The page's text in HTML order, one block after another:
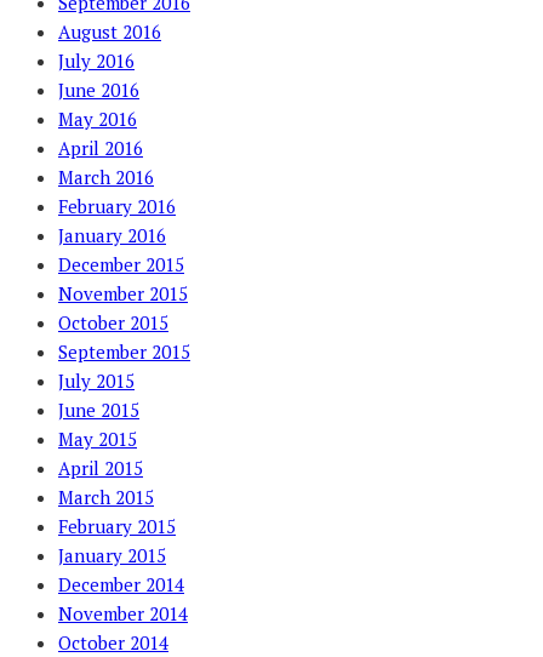
August 2016
July 2016
June 2016
May 2016
April 2016
March 2016
February 2016
January 2016
December 2015
November 2015
October 2015
September 2015
July 2015
June 2015
May 2015
April 2015
March 2015
February 2015
January 2015
December 2014
November 2014
October 2014